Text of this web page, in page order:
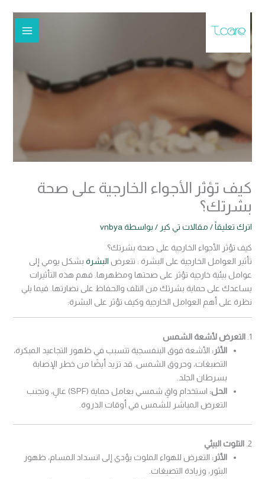
المحتوى
كيف تؤثر الأجواء الخارجية على صحة
بشرتك؟
اترك تعليقاً / مقالات تي كير / بواسطة vnbya
كيف تؤثر الأجواء الخارجية على صحة بشرتك؟
تأثير العوامل الخارجية على البشرة : تتعرض البشرةبشكل يومي إلى
عوامل بيئية خارجية تؤثر على صحتها ومظهرها. فهم هذه التأثيرات
يساعدك على حماية بشرتك من التلف والحفاظ على نضارتها. فيما يلي
نظرة على أهم العوامل الخارجية وكيف تؤثر على البشرة:
1. التعرض لأشعة الشمس
الأثر: الأشعة فوق البنفسجية تتسبب في ظهور التجاعيد المبكرة،
التصبغات، وحروق الشمس. قد تزيد أيضًا من خطر الإصابة
بسرطان الجلد.
الحل:
استخدام واقٍ شمسي بعامل حماية (SPF) عالٍ، وتجنب
التعرض المباشر للشمس في أوقات الذروة.
2. التلوث البيئي
الأثر: التعرض للهواء الملوث يؤدي إلى انسداد المسام، ظهور
البثور، وزيادة التصبغات.